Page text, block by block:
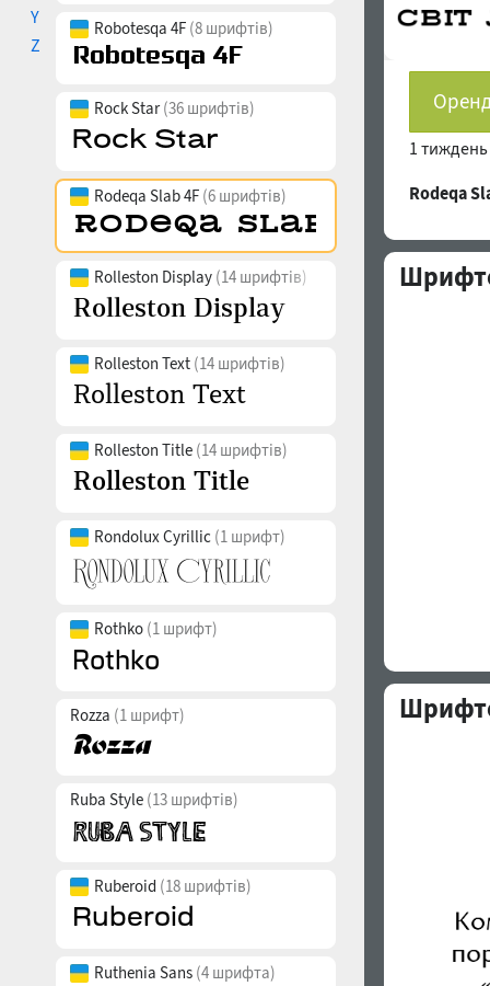
Y
Z
Robotesqa 4F (8 шрифтів)
Rock Star(36 шрифтів)
Rodeqa Slab 4F (6 шрифтів)
Rolleston Display (14 шрифтів)
Rolleston Text (14 шрифтів)
Rolleston Title (14 шрифтів)
Rondolux Cyrillic (1 шрифт)
Rothko (1 шрифт)
Rozza (1 шрифт)
Ruba Style (13 шрифтів)
Ruberoid (18 шрифтів)
Ruthenia Sans (4 шрифта)
1
Rodeqa